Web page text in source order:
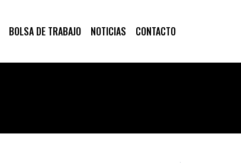
BOLSA DE TRABAJO NOTICIAS CONTACTO